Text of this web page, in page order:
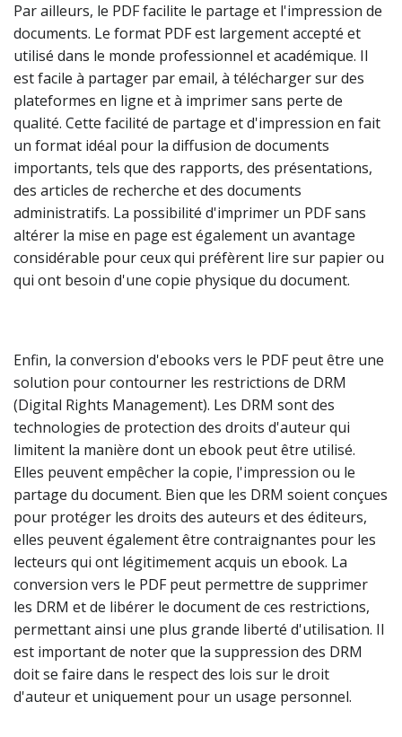
Par ailleurs, le PDF facilite le partage et l'impression de
documents. Le format PDF est largement accepté et
utilisé dans le monde professionnel et académique. Il
est facile à partager par email, à télécharger sur des
plateformes en ligne et à imprimer sans perte de
qualité. Cette facilité de partage et d'impression en fait
un format idéal pour la diffusion de documents
importants, tels que des rapports, des présentations,
des articles de recherche et des documents
administratifs. La possibilité d'imprimer un PDF sans
altérer la mise en page est également un avantage
considérable pour ceux qui préfèrent lire sur papier ou
qui ont besoin d'une copie physique du document.
Enfin, la conversion d'ebooks vers le PDF peut être une
solution pour contourner les restrictions de DRM
(Digital Rights Management). Les DRM sont des
technologies de protection des droits d'auteur qui
limitent la manière dont un ebook peut être utilisé.
Elles peuvent empêcher la copie, l'impression ou le
partage du document. Bien que les DRM soient conçues
pour protéger les droits des auteurs et des éditeurs,
elles peuvent également être contraignantes pour les
lecteurs qui ont légitimement acquis un ebook. La
conversion vers le PDF peut permettre de supprimer
les DRM et de libérer le document de ces restrictions,
permettant ainsi une plus grande liberté d'utilisation. Il
est important de noter que la suppression des DRM
doit se faire dans le respect des lois sur le droit
d'auteur et uniquement pour un usage personnel.